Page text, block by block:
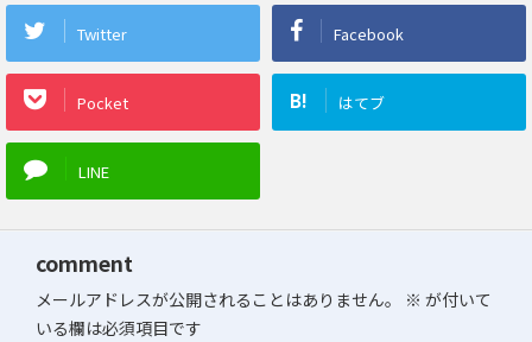
Twitter Facebook
Pocket B! はてブ
LINE
comment
メールアドレスが公開されることはありません。 ※ が付いて
いる欄は必須項目です